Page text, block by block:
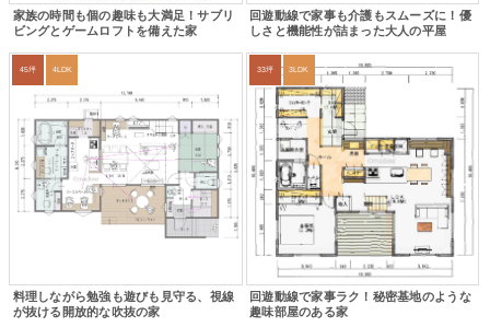
家族の時間も個の趣味も大満足！サブリ
ビングとゲームロフトを備えた家
回遊動線で家事も介護もスムーズに！優
しさと機能性が詰まった大人の平屋
45坪 4LDK
料理しながら勉強も遊びも見守る、視線
が抜ける開放的な吹抜の家
33坪 3LDK
回遊動線で家事ラク！秘密基地のような
趣味部屋のある家